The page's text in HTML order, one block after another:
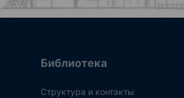
Библиотека
Структура и контакты